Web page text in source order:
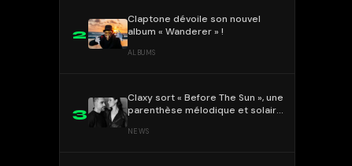
2
Claptone dévoile son nouvel
album « Wanderer » !
ALBUMS
3
Claxy sort « Before The Sun », une
parenthèse mélodique et solaire
NEWS